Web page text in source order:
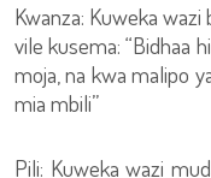
Kwanza: Kuweka
vile kusema: “Bidhaa
moja, na kwa malipo
mia mbili”
Pili: Kuweka wazi